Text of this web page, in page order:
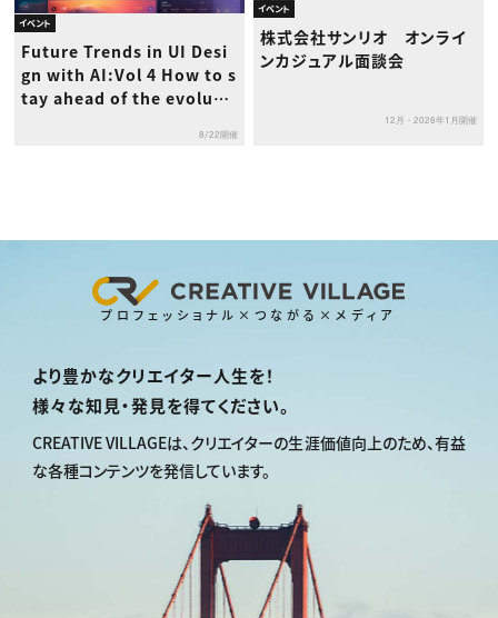
イベント
Future Trends in UI Desi
gn with AI:Vol 4 How to s
tay ahead of the evoluti
8/22開催
イベント
株式会社サンリオ オンライ
ンカジュアル面談会
12月・2026年1月開催
プロフェッショナル×つながる×メディア
より豊かなクリエイター人生を！
様々な知見・発見を得てください。
CREATIVE VILLAGEは、 クリエイターの生涯価値向上のため、有益
な各種コンテンツを発信しています。